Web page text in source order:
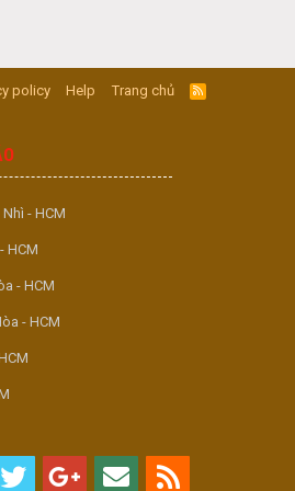
policy Help Trang chủ
R
S
- HCM
HCM
- HCM
- HCM